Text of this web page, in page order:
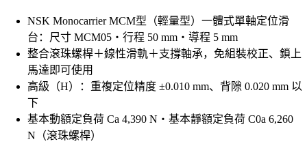
NSK Monocarrier MCM型（輕量型）一體式單軸定位滑
台：尺寸 MCM05・行程 50 mm・導程 5 mm
整合滾珠螺桿＋線性滑軌＋支撐軸承，免組裝校正、鎖上
馬達即可使用
高級（H）：重複定位精度 ±0.010 mm、背隙 0.020 mm 以
下
基本動額定負荷 Ca 4,390 N・基本靜額定負荷 C0a 6,260
N（滾珠螺桿）